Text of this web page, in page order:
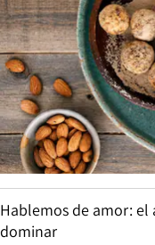
Hablemos de amor:
dominar